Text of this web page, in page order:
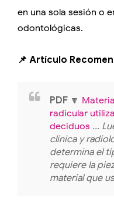
en una sola sesión o
odontológicas.
📌 Artículo
PDF 🔽
radicular
deciduos ...
clínica y
determina el
requiere la
material que